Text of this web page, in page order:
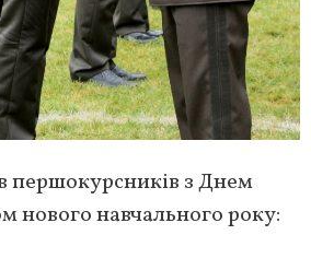
першокурсників з Днем
нового навчального року: